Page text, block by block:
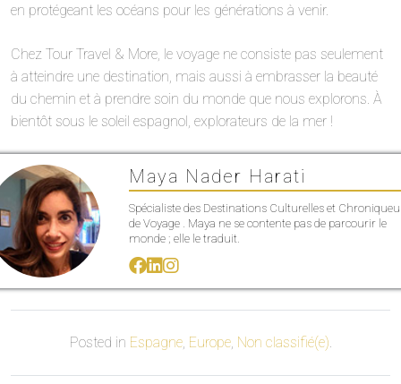
en protégeant les océans pour les générations à venir.
Chez Tour Travel & More, le voyage ne consiste pas seulement
à atteindre une destination, mais aussi à embrasser la beauté
du chemin et à prendre soin du monde que nous explorons. À
bientôt sous le soleil espagnol, explorateurs de la mer !
Maya Nader Harati
Spécialiste des Destinations Culturelles et
de Voyage . Maya ne se contente pas de parcourir le
monde ; elle le traduit.
Posted in Espagne, Europe, Non classifié(e).